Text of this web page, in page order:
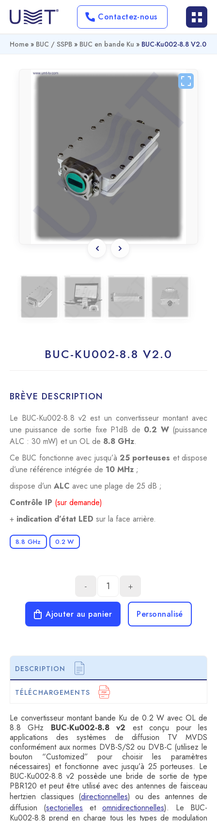
Contactez-nous
Home » BUC / SSPB » BUC en bande Ku » BUC-Ku002-8.8 V2.0
BUC-KU002-8.8 V2.0
BRÈVE DESCRIPTION
Le BUC-Ku002-8.8 v2 est un convertisseur montant avec
une puissance de sortie fixe P1dB de 0.2 W(puissance
ALC : 30 mW) et un OL de 8.8 GHz.
Ce BUC fonctionne avec jusqu’à 25 porteuses et dispose
d’une référence intégrée de 10 MHz ;
dispose d’un ALC avec une plage de 25 dB ;
Contrôle IP (sur demande)
+ indication d’état LED sur la face arrière.
8.8 GHz 0.2 W
- +
Ajouter au panier Personnalisé
DESCRIPTION
TÉLÉCHARGEMENTS
Le convertisseur montant bande Ku de 0.2 W avec OL de
8.8 GHz BUC-Ku002-8.8 v2 est conçu pour les
applications des systèmes de diffusion TV MVDS
conformément aux normes DVB-S/S2 ou DVB-C (utilisez le
bouton “Customized” pour choisir les paramètres
nécessaires) et fonctionne avec jusqu’à 25 porteuses. Le
BUC-Ku002-8.8 v2 possède une bride de sortie de type
PBR120 et peut être utilisé avec des antennes de faisceau
hertzien classiques (directionnelles) ou des antennes de
diffusion (sectorielles etomnidirectionnelles). Le BUC-
Ku002-8.8 prend en charge tous les types de modulation